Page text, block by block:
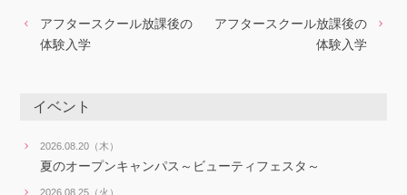
アフタースクール放課後の
体験入学
アフタースクール放課後の
体験入学
イベント
2026.08.20（木）
夏のオープンキャンパス～ビューティフェスタ～
2026.08.25（火）